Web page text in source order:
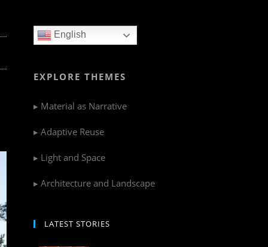
English
EXPLORE THEMES
▸ Material as Narrative
▸ Adaptive Reuse
▸ Light and Space
▸ Architecture and Landscape
LATEST STORIES